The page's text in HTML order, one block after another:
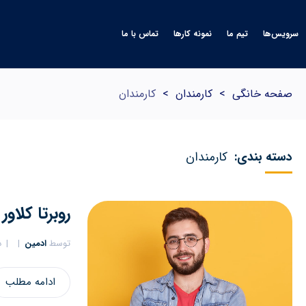
سرویس‌ها تیم ما نمونه کارها تماس با ما
صفحه خانگی > کارمندان > کارمندان
دسته بندی: کارمندان
روبرتا کلاور
توسطادمین
ادامه مطلب